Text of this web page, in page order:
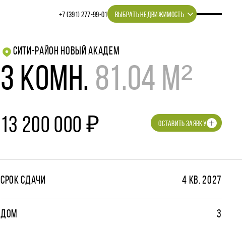
+7 (391) 277‒99‒01 ВЫБРАТЬ НЕДВИЖИМОСТЬ
СИТИ-РАЙОН НОВЫЙ АКАДЕМ
3 КОМН. 81.04 М²
13 200 000 ₽ ОСТАВИТЬ ЗАЯВКУ
СРОК СДАЧИ 4 КВ. 2027
ДОМ 3